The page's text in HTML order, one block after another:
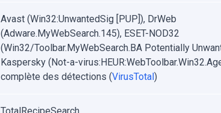
Avast (Win32:UnwantedSig [PUP]), DrWeb
(Adware.MyWebSearch.145), ESET-NOD32
(Win32/Toolbar.MyWebSearch.BA Potentially
Kaspersky (Not-a-
complète des détections (VirusTotal)